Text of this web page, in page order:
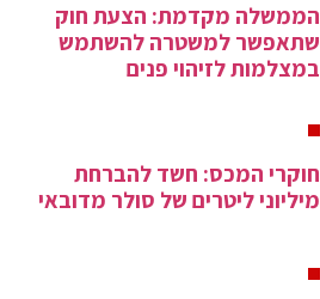
הממשלה מקדמת: הצעת חוק
שתאפשר למשטרה להשתמש
במצלמות לזיהוי פנים
חוקרי המכס: חשד להברחת
מיליוני ליטרים של סולר מדובאי